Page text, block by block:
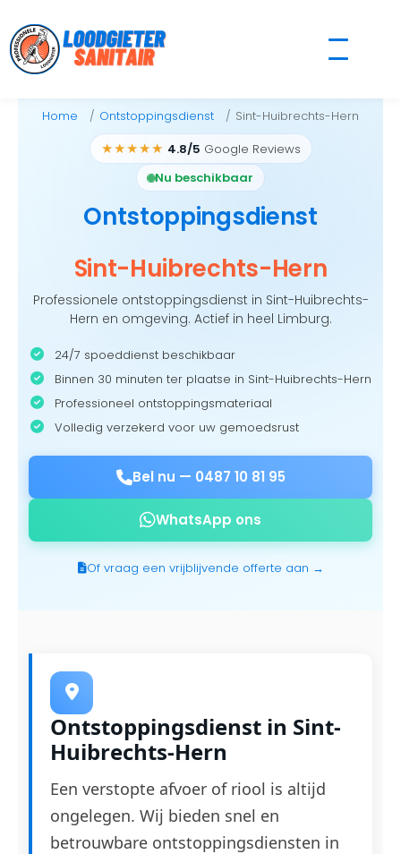
to
content
Home Ontstoppingsdienst Sint-Huibrechts-Hern
★★★★★ 4.8/5 Google Reviews
Nu beschikbaar
Ontstoppingsdienst
Sint-Huibrechts-Hern
Professionele ontstoppingsdienst in Sint-Huibrechts-
Hern en omgeving. Actief in heel Limburg.
24/7 spoeddienst beschikbaar
Binnen 30 minuten ter plaatse in Sint-Huibrechts-Hern
Professioneel ontstoppingsmateriaal
Volledig verzekerd voor uw gemoedsrust
Bel nu — 0487 10 81 95
WhatsApp ons
Of vraag een vrijblijvende offerte aan →
Ontstoppingsdienst in Sint-
Huibrechts-Hern
Een verstopte afvoer of riool is altijd
ongelegen. Wij bieden snel en
betrouwbare ontstoppingsdiensten in